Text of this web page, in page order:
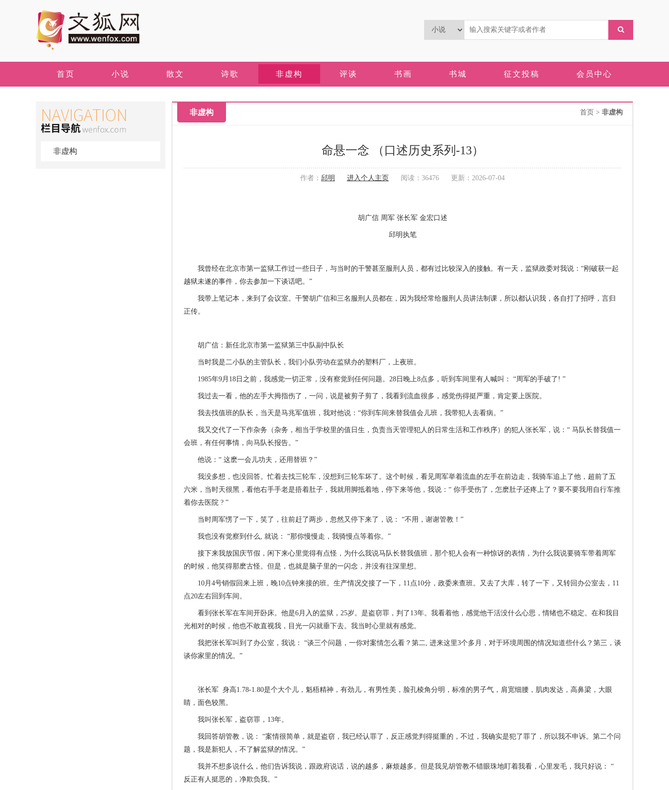
首页 小说 散文 诗歌 非虚构 评谈 书画 书城 征文投稿 会员中心
非虚构
非虚构 首页 > 非虚构
命悬一念 （口述历史系列-13）
作者： 邱明 进入个人主页 阅读：36476 更新：2026-07-04
胡广信 周军 张长军 金宏口述
邱明执笔
我曾经在北京市第一监狱工作过一些日子，与当时的干警甚至服刑人员，都有过比较深入的接触。有一天，监狱政委对我说：“刚破获一起
越狱未遂的事件，你去参加一下谈话吧。”
我带上笔记本，来到了会议室。干警胡广信和三名服刑人员都在，因为我经常给服刑人员讲法制课，所以都认识我，各自打了招呼，言归
正传。
胡广信：新任北京市第一监狱第三中队副中队长
当时我是二小队的主管队长，我们小队劳动在监狱办的塑料厂，上夜班。
1985年9月18日之前，我感觉一切正常，没有察觉到任何问题。28日晚上8点多，听到车间里有人喊叫： “周军的手破了! ”
我过去一看，他的左手大拇指伤了，一问，说是被剪子剪了，我看到流血很多，感觉伤得挺严重，肯定要上医院。
我去找值班的队长，当天是马兆军值班，我对他说：“你到车间来替我值会儿班，我带犯人去看病。”
我又交代了一下作杂务（杂务，相当于学校里的值日生，负责当天管理犯人的日常生活和工作秩序）的犯人张长军，说：“ 马队长替我值一
会班，有任何事情，向马队长报告。”
他说：“ 这麽一会儿功夫，还用替班？”
我没多想，也没回答。忙着去找三轮车，没想到三轮车坏了。这个时候，看见周军举着流血的左手在前边走，我骑车追上了他，超前了五
六米，当时天很黑，看他右手手老是捂着肚子，我就用脚抵着地，停下来等他，我说：“ 你手受伤了，怎麽肚子还疼上了？要不要我用自行车推
着你去医院 ? ”
当时周军愣了一下，笑了，往前赶了两步，忽然又停下来了，说： “不用，谢谢管教！”
我也没有觉察到什么, 就说： “那你慢慢走，我骑慢点等着你。”
接下来我放国庆节假，闲下来心里觉得有点怪，为什么我说马队长替我值班，那个犯人会有一种惊讶的表情，为什么我说要骑车带着周军
的时候，他笑得那麽古怪。但是，也就是脑子里的一闪念，并没有往深里想。
10月4号销假回来上班，晚10点钟来接的班。生产情况交接了一下，11点10分，政委来查班。又去了大库，转了一下，又转回办公室去，11
点20左右回到车间。
看到张长军在车间开卧床。他是6月入的监狱，25岁。是盗窃罪，判了13年。我看着他，感觉他干活没什么心思，情绪也不稳定。在和我目
光相对的时候，他也不敢直视我，目光一闪就垂下去。我当时心里就有感觉。
我把张长军叫到了办公室，我说： “谈三个问题，一你对案情怎么看？第二, 进来这里3个多月，对于环境周围的情况知道些什么？第三，谈
谈你家里的情况。”
张长军 身高1.78-1.80是个大个儿，魁梧精神，有劲儿，有男性美，脸孔棱角分明，标准的男子气，肩宽细腰，肌肉发达，高鼻梁，大眼
睛，面色较黑。
我叫张长军，盗窃罪，13年。
我回答胡管教，说： “案情很简单，就是盗窃，我已经认罪了，反正感觉判得挺重的，不过，我确实是犯了罪了，所以我不申诉。第二个问
题，我是新犯人，不了解监狱的情况。”
我并不想多说什么，他们告诉我说，跟政府说话，说的越多，麻烦越多。但是我见胡管教不错眼珠地盯着我看，心里发毛，我只好说： “
反正有人挺恶的，净欺负我。”